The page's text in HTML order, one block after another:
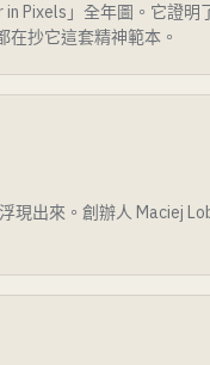
Pixels」全年圖。它證明
在抄它這套精神範本。
現出來。創辦人 Maciej